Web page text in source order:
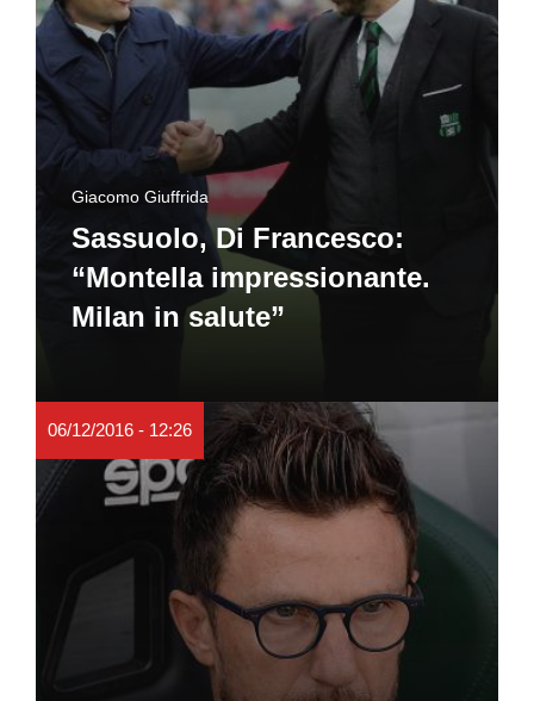
Giacomo Giuffrida
Sassuolo, Di Francesco:
“Montella impressionante.
Milan in salute”
06/12/2016 - 12:26